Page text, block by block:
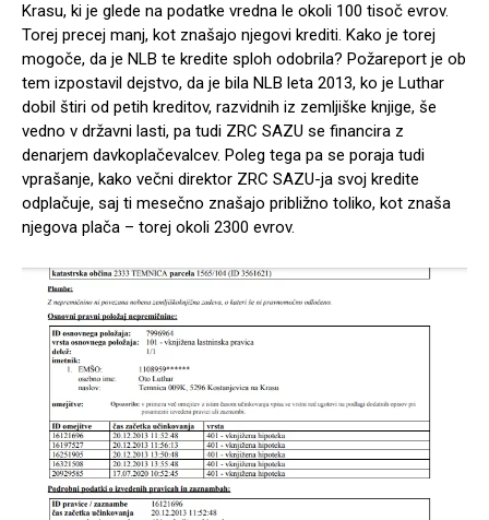
Krasu, ki je glede na podatke vredna le okoli 100 tisoč evrov.
Torej precej manj, kot znašajo njegovi krediti. Kako je torej
mogoče, da je NLB te kredite sploh odobrila? Požareport je ob
tem izpostavil dejstvo, da je bila NLB leta 2013, ko je Luthar
dobil štiri od petih kreditov, razvidnih iz zemljiške knjige, še
vedno v državni lasti, pa tudi ZRC SAZU se financira z
denarjem davkoplačevalcev. Poleg tega pa se poraja tudi
vprašanje, kako večni direktor ZRC SAZU-ja svoj kredite
odplačuje, saj ti mesečno znašajo približno toliko, kot znaša
njegova plača – torej okoli 2300 evrov.